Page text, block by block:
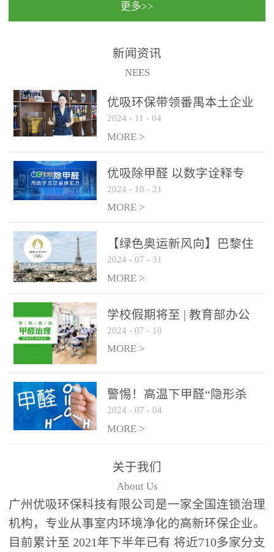
民法院室内除甲醛空气治
保施工日期：2020年1月珠
国家通过设在对外开放口
（及各出入境边防检查
更多>>
新闻资讯
NEES
优吸环保带领番禺本​土企业
勇敢破局向“新”
2024 - 11 - 04
MORE >
优吸除甲醛 以数字诠释专
业，尽显除醛品牌实力！
2024 - 10 - 21
MORE >
【绿色奥运新风向】巴黎住
宿风波：优吸环保共建健康
绿色家居
2024 - 07 - 31
MORE >
学校假期将至 | 教育部办公
厅关于加强学校新建校舍室
内空气质量管理通知
2024 - 07 - 10
MORE >
警惕！高温下甲醛“隐形杀
手”来袭，你的家安全吗？
2024 - 07 - 04
MORE >
关于我们
About Us
广州优吸环保科技有限公司是一家全国连锁治理
机构，专业从事室内环境净化的高新环保企业。
目前累计至 2021年下半年已有 将近710多家分支